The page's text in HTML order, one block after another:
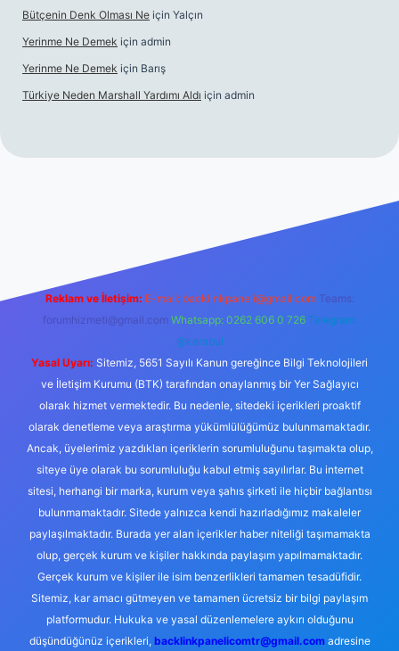
Bütçenin Denk Olması Ne için Yalçın
Yerinme Ne Demek için admin
Yerinme Ne Demek için Barış
Türkiye Neden Marshall Yardımı Aldı için admin
Reklam ve İletişim: E-mail: backlinkpaneli@gmail.com Teams:
forumhizmeti@gmail.com Whatsapp: 0262 606 0 726 Telegram:
@karabul
Yasal Uyarı: Sitemiz, 5651 Sayılı Kanun gereğince Bilgi Teknolojileri
ve İletişim Kurumu (BTK) tarafından onaylanmış bir Yer Sağlayıcı
olarak hizmet vermektedir. Bu nedenle, sitedeki içerikleri proaktif
olarak denetleme veya araştırma yükümlülüğümüz bulunmamaktadır.
Ancak, üyelerimiz yazdıkları içeriklerin sorumluluğunu taşımakta olup,
siteye üye olarak bu sorumluluğu kabul etmiş sayılırlar. Bu internet
sitesi, herhangi bir marka, kurum veya şahıs şirketi ile hiçbir bağlantısı
bulunmamaktadır. Sitede yalnızca kendi hazırladığımız makaleler
paylaşılmaktadır. Burada yer alan içerikler haber niteliği taşımamakta
olup, gerçek kurum ve kişiler hakkında paylaşım yapılmamaktadır.
Gerçek kurum ve kişiler ile isim benzerlikleri tamamen tesadüfidir.
Sitemiz, kar amacı gütmeyen ve tamamen ücretsiz bir bilgi paylaşım
platformudur. Hukuka ve yasal düzenlemelere aykırı olduğunu
düşündüğünüz içerikleri, backlinkpanelicomtr@gmail.comadresine